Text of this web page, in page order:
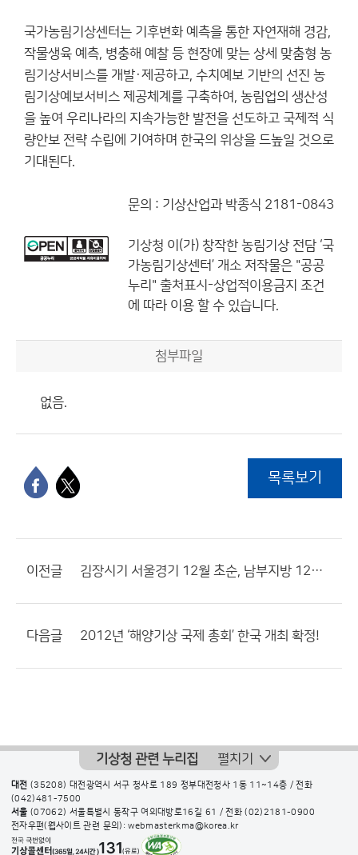
국가농림기상센터는 기후변화 예측을 통한 자연재해 경감,
작물생육 예측, 병충해 예찰 등 현장에 맞는 상세 맞춤형 농
림기상서비스를 개발·제공하고, 수치예보 기반의 선진 농
림기상예보서비스 제공체계를 구축하여, 농림업의 생산성
을 높여 우리나라의 지속가능한 발전을 선도하고 국제적 식
량안보 전략 수립에 기여하며 한국의 위상을 드높일 것으로
기대된다.
문의 : 기상산업과 박종식 2181-0843
기상청 이(가) 창작한 농림기상 전담 ‘국
가농림기상센터’ 개소 저작물은 "공공
누리" 출처표시-상업적이용금지 조건
에 따라 이용 할 수 있습니다.
첨부파일
없음.
목록보기
이전글 김장시기 서울경기 12월 초순, 남부지방 12월 중순 적절
다음글 2012년 ‘해양기상 국제 총회’ 한국 개최 확정!
기상청 관련 누리집 펼치기
대전 (35208) 대전광역시 서구 청사로 189 정부대전청사 1동 11~14층 / 전화
(042)481-7500
서울 (07062) 서울특별시 동작구 여의대방로16길 61 / 전화(02)2181-0900
전자우편(웹사이트 관련 문의): webmasterkma@korea.kr